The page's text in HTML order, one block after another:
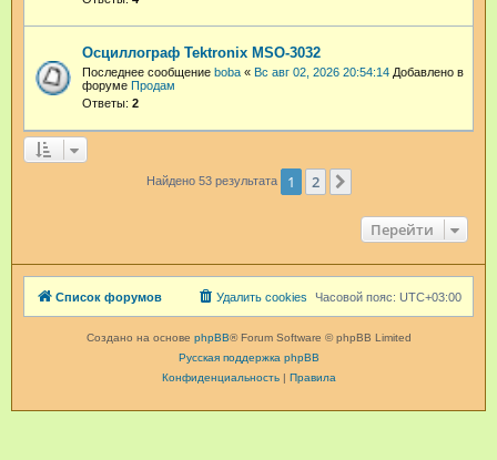
Осциллограф Tektronix MSO-3032
Последнее сообщение boba « Вс авг 02, 2026 20:54:14 Добавлено в
форуме Продам
Ответы: 2
Найдено 53 результата 1 2
Перейти
Список форумов Часовой пояс: UTC+03:00
Удалить cookies
Создано на основе phpBB® Forum Software © phpBB Limited
Русская поддержка phpBB
Конфиденциальность| Правила